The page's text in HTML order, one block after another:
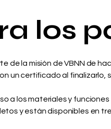
los
de la misión de VBNN de
un certificado al
a los materiales y
y están disponibles en